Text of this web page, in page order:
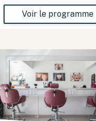
Voir le programme